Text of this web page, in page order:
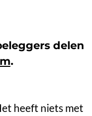
delen
.
heeft niets met